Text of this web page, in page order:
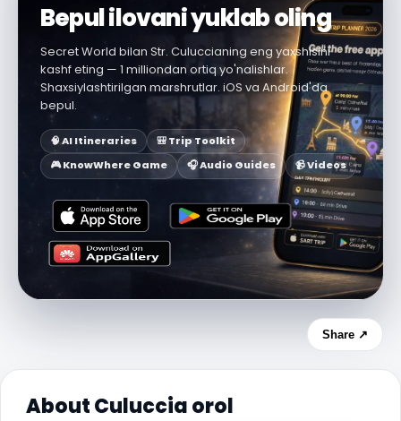
Bepul ilovani yuklab oling
Secret World bilan Str. Culuccianing eng yaxshisini
kashf eting — 1 milliondan ortiq yo'nalishlar.
Shaxsiylashtirilgan marshrutlar. iOS va Android'da
bepul.
🧠 AI Itineraries
🎒 Trip Toolkit
🎮 KnowWhere Game
🎧 Audio Guides 📹 Videos
Share ↗
About Culuccia orol